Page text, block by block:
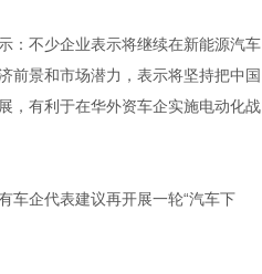
不少企业表示将继续在新能源汽车
前景和市场潜力，表示将坚持把中国
，有利于在华外资车企实施电动化战
企代表建议再开展一轮“汽车下